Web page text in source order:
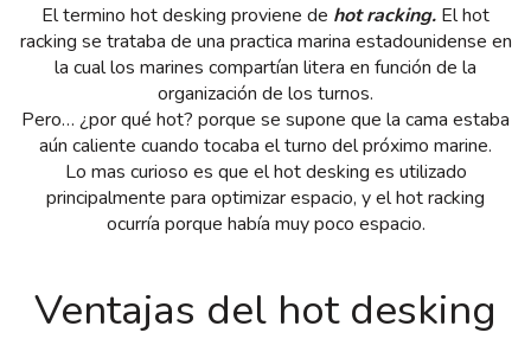
El termino hot desking proviene de hot racking. El hot
racking se trataba de una practica marina estadounidense en
la cual los marines compartían litera en función de la
organización de los turnos.
Pero… ¿por qué hot? porque se supone que la cama estaba
aún caliente cuando tocaba el turno del próximo marine.
Lo mas curioso es que el hot desking es utilizado
principalmente para optimizar espacio, y el hot racking
ocurría porque había muy poco espacio.
Ventajas del hot desking